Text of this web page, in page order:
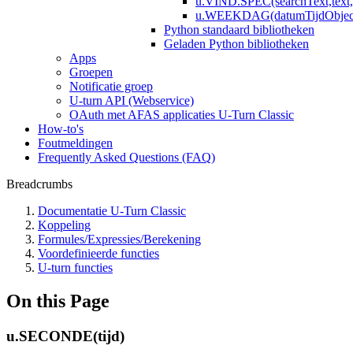
Python standaard bibliotheken
Geladen Python bibliotheken
Apps
Groepen
Notificatie groep
U-turn API (Webservice)
OAuth met AFAS applicaties U-Turn Classic
How-to's
Foutmeldingen
Frequently Asked Questions (FAQ)
Breadcrumbs
Documentatie U-Turn Classic
Koppeling
Formules/Expressies/Berekening
Voordefinieerde functies
U-turn functies
On this Page
u.SECONDE(tijd)